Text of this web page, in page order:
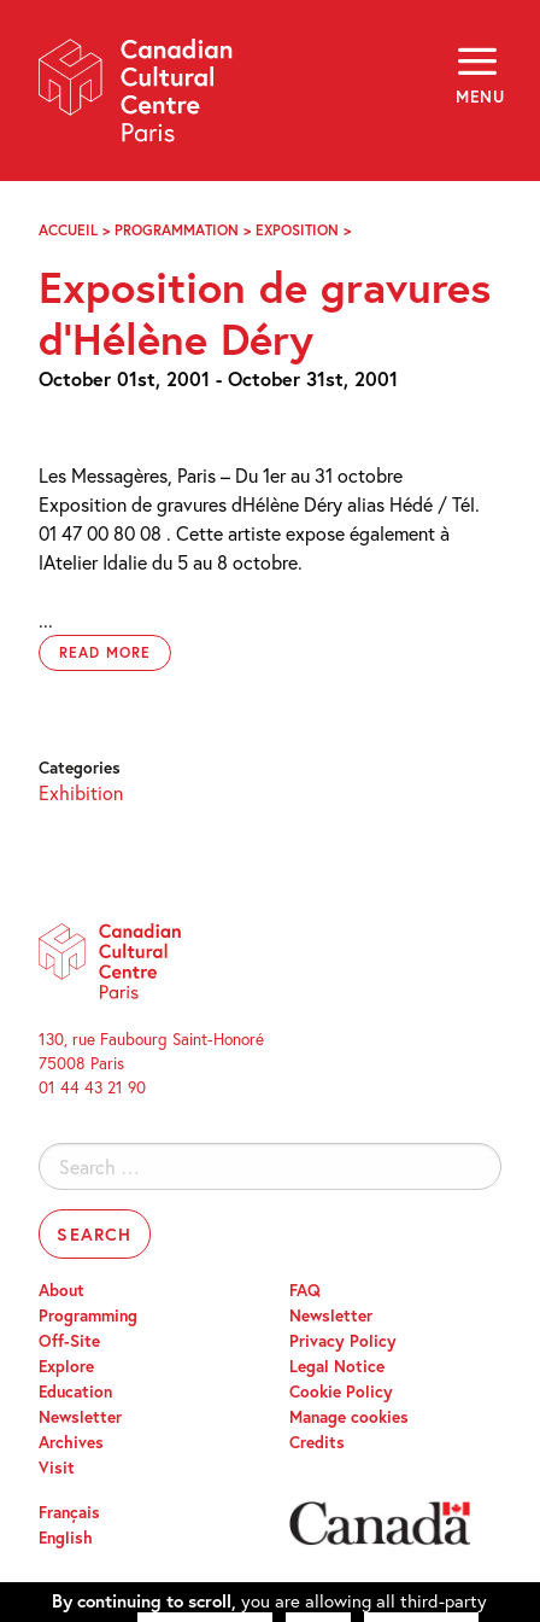
Navigation
MENU
About
Programming
Off-Site
Explore
Archives
f i y
FR
ACCUEIL > PROGRAMMATION > EXPOSITION >
D’HÉLÈNE
Exposition de gravures
d’Hélène Déry
October 01st, 2001 - October 31st, 2001
Les Messagères, Paris – Du 1er au 31 octobre
Exposition de gravures dHélène Déry alias Hédé / Tél.
01 47 00 80 08 . Cette artiste expose également à
lAtelier Idalie du 5 au 8 octobre.
...
READ MORE
Categories
Exhibition
130, rue Faubourg Saint-Honoré
75008 Paris
01 44 43 21 90
Search
for:
About
Programming
Off-Site
Explore
Education
Newsletter
Archives
Visit
FAQ
Newsletter
Privacy Policy
Legal Notice
Cookie Policy
Manage cookies
Credits
Français
English
By continuing to scroll, you are allowing all third-party